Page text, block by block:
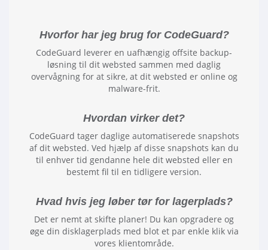
Hvorfor har jeg brug for CodeGuard?
CodeGuard leverer en uafhængig offsite backup-
løsning til dit websted sammen med daglig
overvågning for at sikre, at dit websted er online og
malware-frit.
Hvordan virker det?
CodeGuard tager daglige automatiserede snapshots
af dit websted. Ved hjælp af disse snapshots kan du
til enhver tid gendanne hele dit websted eller en
bestemt fil til en tidligere version.
Hvad hvis jeg løber tør for lagerplads?
Det er nemt at skifte planer! Du kan opgradere og
øge din disklagerplads med blot et par enkle klik via
vores klientområde.